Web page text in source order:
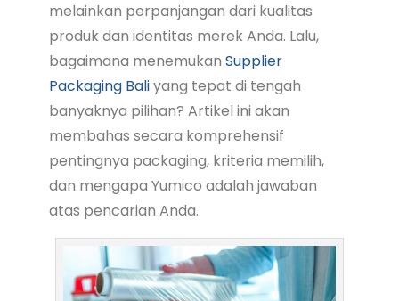
melainkan perpanjangan dari kualitas
produk dan identitas merek Anda. Lalu,
bagaimana menemukan Supplier
Packaging Baliyang tepat di tengah
banyaknya pilihan? Artikel ini akan
membahas secara komprehensif
pentingnya packaging, kriteria memilih,
dan mengapa Yumico adalah jawaban
atas pencarian Anda.